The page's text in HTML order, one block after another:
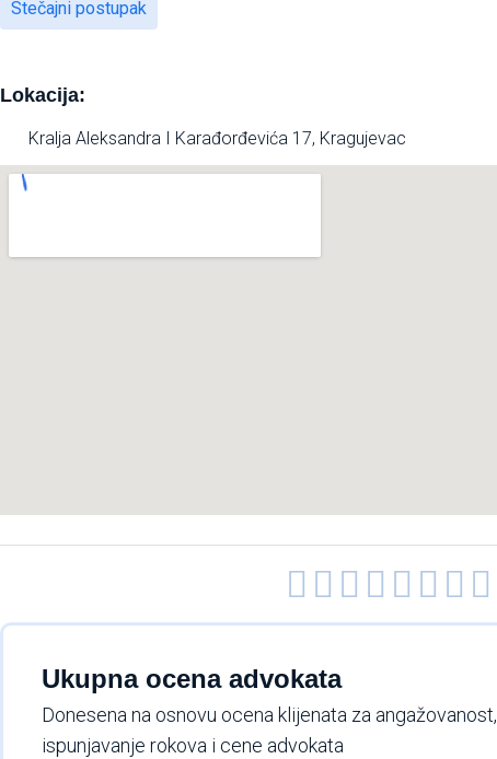
Stečajni postupak
Lokacija:
Kralja Aleksandra I Karađorđevića 17, Kragujevac
       
Ukupna ocena advokata
Donesena na osnovu ocena klijenata za angažovanost,
ispunjavanje rokova i cene advokata